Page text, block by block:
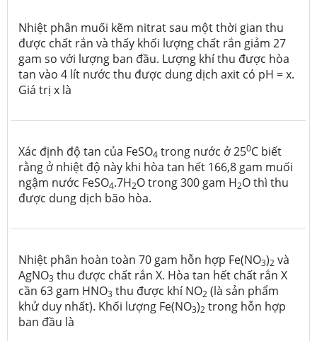
Nhiệt phân muối kẽm nitrat sau một thời gian thu
được chất rắn và thấy khối lượng chất rắn giảm 27
gam so với lượng ban đầu. Lượng khí thu được hòa
tan vào 4 lít nước thu được dung dịch axit có pH = x.
Giá trị x là
Xác định độ tan của FeSO4 trong nước ở 250C biết
rằng ở nhiệt độ này khi hòa tan hết 166,8 gam muối
ngậm nước FeSO4.7H2O trong 300 gam H2O thì thu
được dung dịch bão hòa.
Nhiệt phân hoàn toàn 70 gam hỗn hợp Fe(NO3)2 và
AgNO3 thu được chất rắn X. Hòa tan hết chất rắn X
cần 63 gam HNO3 thu được khí NO2 (là sản phẩm
khử duy nhất). Khối lượng Fe(NO3)2 trong hỗn hợp
ban đầu là